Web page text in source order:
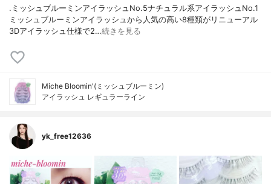
.ミッシュブルーミンアイラッシュNo.5ナチュラル系アイラッシュNo.1
ミッシュブルーミンアイラッシュから人気の高い8種類がリニューアル
3Dアイラッシュ仕様で2…続きを見る
Miche Bloomin'(ミッシュブルーミン)
アイラッシュ レギュラーライン
yk_free12636